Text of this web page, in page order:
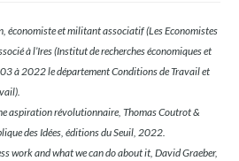
économiste et militant associatif (Les Economistes
à l’Ires (Institut de recherches économiques et
à 2022 le département Conditions de Travail et
aspiration révolutionnaire, Thomas Coutrot &
des Idées, éditions du Seuil, 2022.
work and what we can do about it, David Graeber,